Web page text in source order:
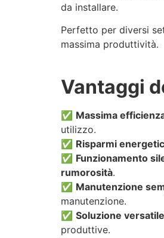
da installare.
Perfetto per diversi
massima produttività.
Vantaggi
✅ Massima
utilizzo.
✅ Risparmi
✅ Funzionamento
rumorosità.
✅ Manutenzione
manutenzione.
✅ Soluzione versatile
produttive.